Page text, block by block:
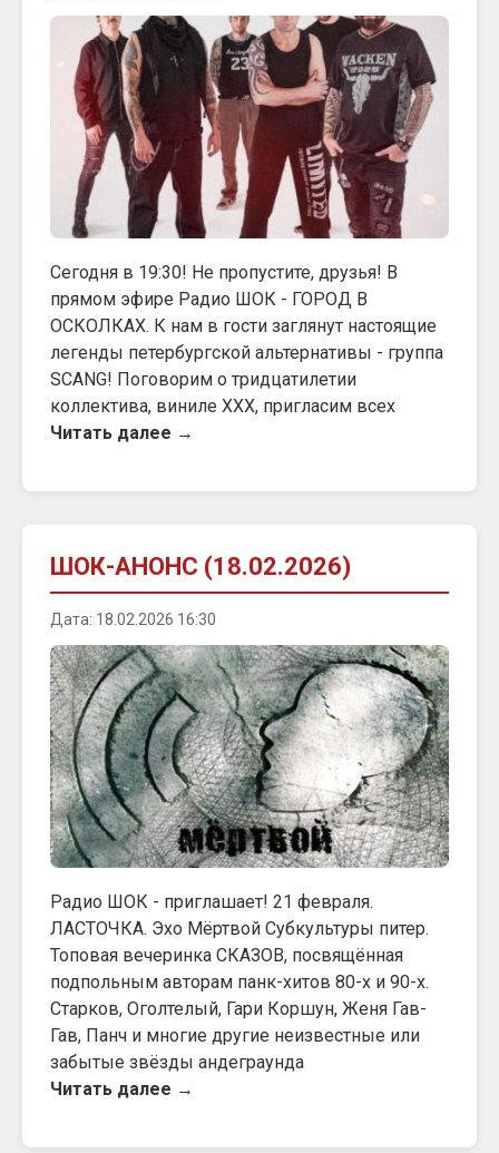
Сегодня в 19:30! Не пропустите, друзья! В
прямом эфире Радио ШОК - ГОРОД В
ОСКОЛКАХ. К нам в гости заглянут настоящие
легенды петербургской альтернативы - группа
SCANG! Поговорим о тридцатилетии
коллектива, виниле ХХХ, пригласим всех
Читать далее →
ШОК-АНОНС (18.02.2026)
Дата: 18.02.2026 16:30
Радио ШОК - приглашает! 21 февраля.
ЛАСТОЧКА. Эхо Мёртвой Субкультуры питер.
Топовая вечеринка СКАЗОВ, посвящённая
подпольным авторам панк-хитов 80-х и 90-х.
Старков, Оголтелый, Гари Коршун, Женя Гав-
Гав, Панч и многие другие неизвестные или
забытые звёзды андеграунда
Читать далее →